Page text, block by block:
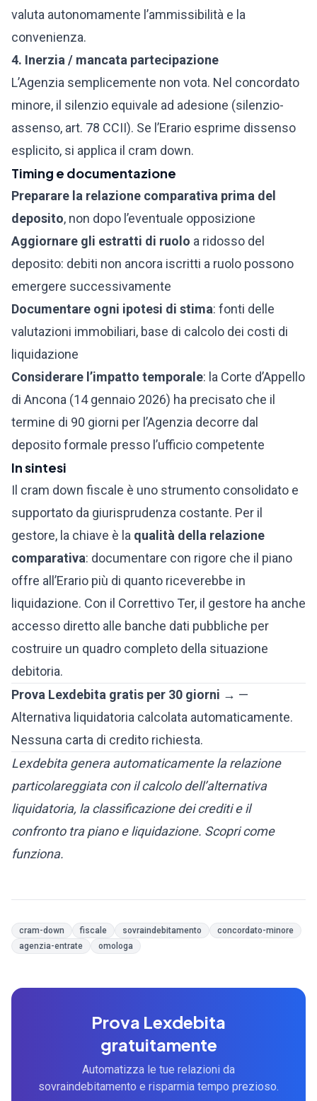
valuta autonomamente l’ammissibilità e la
convenienza.
4. Inerzia / mancata partecipazione
L’Agenzia semplicemente non vota. Nel concordato
minore, il silenzio equivale ad adesione (silenzio-
assenso, art. 78 CCII). Se l’Erario esprime dissenso
esplicito, si applica il cram down.
Timing e documentazione
Preparare la relazione comparativa prima del
deposito, non dopo l’eventuale opposizione
Aggiornare gli estratti di ruolo a ridosso del
deposito: debiti non ancora iscritti a ruolo possono
emergere successivamente
Documentare ogni ipotesi di stima: fonti delle
valutazioni immobiliari, base di calcolo dei costi di
liquidazione
Considerare l’impatto temporale: la Corte d’Appello
di Ancona (14 gennaio 2026) ha precisato che il
termine di 90 giorni per l’Agenzia decorre dal
deposito formale presso l’ufficio competente
In sintesi
Il cram down fiscale è uno strumento consolidato e
supportato da giurisprudenza costante. Per il
gestore, la chiave è la qualità della relazione
comparativa: documentare con rigore che il piano
offre all’Erario più di quanto riceverebbe in
liquidazione. Con il Correttivo Ter, il gestore ha anche
accesso diretto alle banche dati pubbliche per
costruire un quadro completo della situazione
debitoria.
Prova Lexdebita gratis per 30 giorni → —
Alternativa liquidatoria calcolata automaticamente.
Nessuna carta di credito richiesta.
Lexdebita genera automaticamente la relazione
particolareggiata con il calcolo dell’alternativa
liquidatoria, la classificazione dei crediti e il
confronto tra piano e liquidazione. Scopri come
funziona.
cram-down fiscale sovraindebitamento
concordato-minore
agenzia-entrate
omologa
Prova Lexdebita
gratuitamente
Automatizza le tue relazioni da
sovraindebitamento e risparmia tempo prezioso.